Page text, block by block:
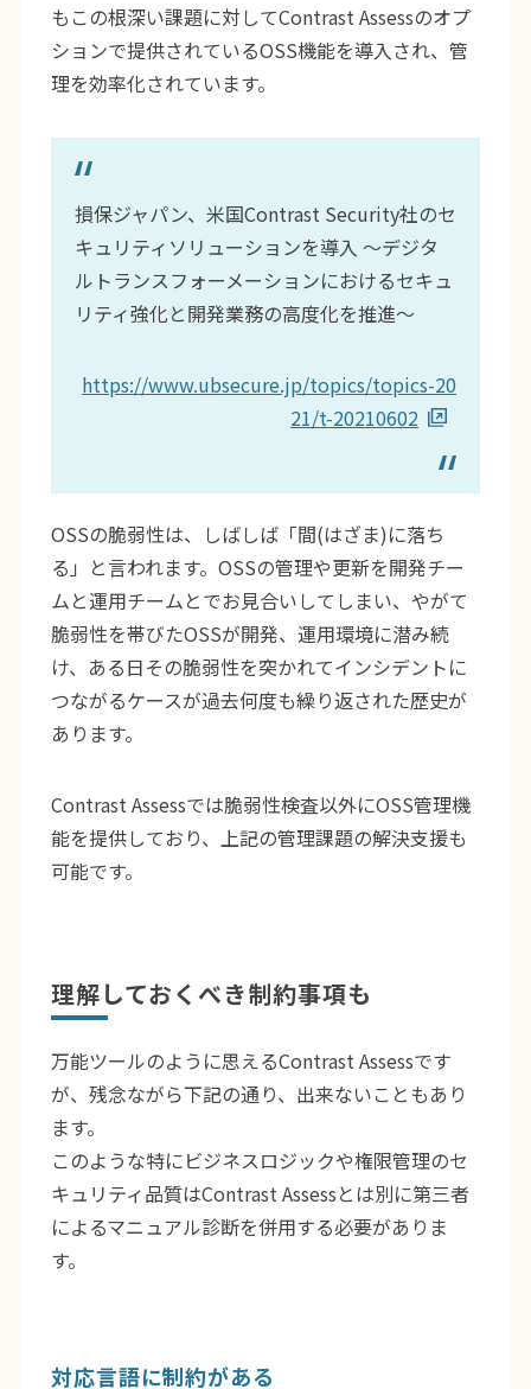
もこの根深い課題に対してContrast Assessのオプ
ションで提供されているOSS機能を導入され、管
理を効率化されています。
損保ジャパン、米国Contrast Security社のセ
キュリティソリューションを導入 〜デジタ
ルトランスフォーメーションにおけるセキュ
リティ強化と開発業務の高度化を推進〜
https://www.ubsecure.jp/topics/topics-20
21/t-20210602
OSSの脆弱性は、しばしば「間(はざま)に落ち
る」と言われます。OSSの管理や更新を開発チー
ムと運用チームとでお見合いしてしまい、やがて
脆弱性を帯びたOSSが開発、運用環境に潜み続
け、ある日その脆弱性を突かれてインシデントに
つながるケースが過去何度も繰り返された歴史が
あります。
Contrast Assessでは脆弱性検査以外にOSS管理機
能を提供しており、上記の管理課題の解決支援も
可能です。
理解しておくべき制約事項も
万能ツールのように思えるContrast Assessです
が、残念ながら下記の通り、出来ないこともあり
ます。
このような特にビジネスロジックや権限管理のセ
キュリティ品質はContrast Assessとは別に第三者
によるマニュアル診断を併用する必要がありま
す。
対応言語に制約がある